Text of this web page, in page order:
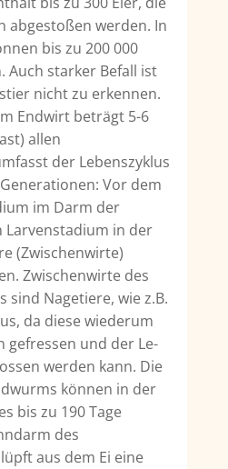
abgestoßen werden. In
bis zu 200 000
Auch starker Befall ist
nicht zu erkennen.
Endwirt beträgt 5-6
allen
der Le­benszyklus
Vor dem
im Darm der
Larvenstadium in der
(Zwischenwirte)
Zwischenwirte des
sind Nagetie­re, wie z.B.
da diese wiederum
gefressen und der Le­
werden kann. Die
können in der
bis zu 190 Tage
des
aus dem Ei eine